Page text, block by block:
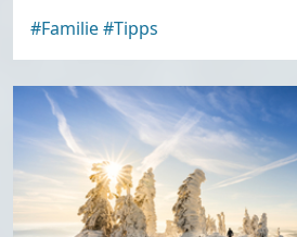
#Familie#Tipps